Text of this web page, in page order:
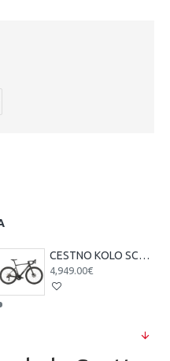
CESTNO KOLO SCOTT ADDICT 10 čr 25
4,949.00€